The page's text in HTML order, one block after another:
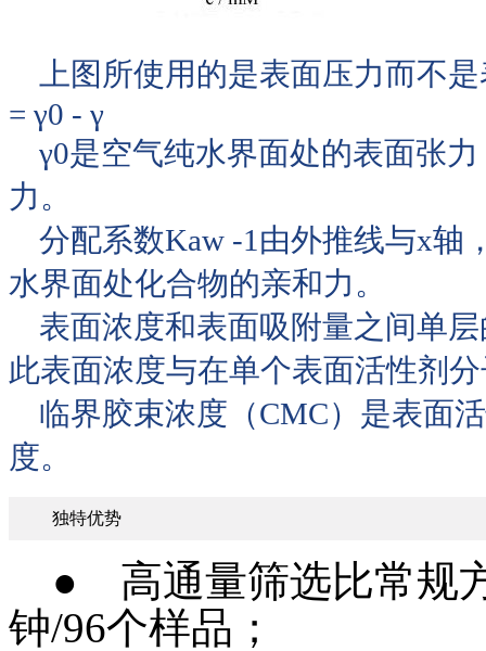
上图所使用的是表面压力而不
= γ0 - γ
γ0是空气纯水界面处的表面张
力。
分配系数Kaw -1由外推线与x轴
水界面处化合物的亲和力。
表面浓度和表面吸附量之间单
此表面浓度与在单个表面活性剂
临界胶束浓度（CMC）是表面
度。
独特优势
● 高通量筛选比常规
钟/96个样品；